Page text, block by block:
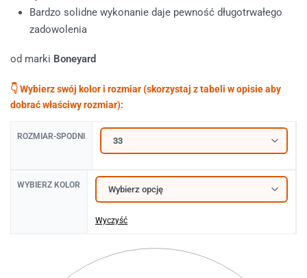
Bardzo solidne wykonanie daje pewność długotrwałego
zadowolenia
od marki Boneyard
ROZMIAR-SPODNI
WYBIERZ KOLOR
Wyczyść